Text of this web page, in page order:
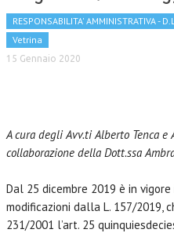
RESPONSABILITA' AMMINISTRATIVA -
Vetrina
15 Gennaio 2020
A cura degli Avv.ti Alberto Tenca e
collaborazione della Dott.ssa
Dal 25 dicembre 2019 è in
modificazioni dalla L. 157/2019,
231/2001 l’art. 25